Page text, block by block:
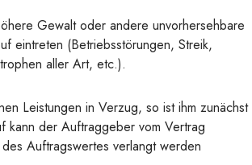
Gewalt oder andere unvorhersehbare
eintreten (Betriebsstörungen, Streik,
aller Art, etc.).
Leistungen in Verzug, so ist ihm zunächst
kann der Auftraggeber vom Vertrag
Auftragswertes verlangt werden